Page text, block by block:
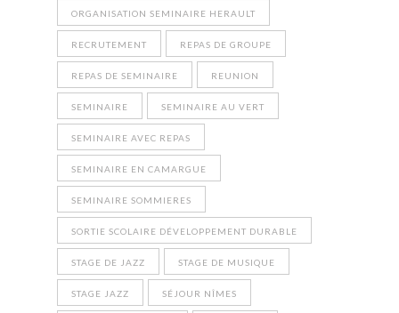
ORGANISATION SEMINAIRE HERAULT
RECRUTEMENT REPAS DE GROUPE
REPAS DE SEMINAIRE REUNION
SEMINAIRE SEMINAIRE AU VERT
SEMINAIRE AVEC REPAS
SEMINAIRE EN CAMARGUE
SEMINAIRE SOMMIERES
SORTIE SCOLAIRE DÉVELOPPEMENT DURABLE
STAGE DE JAZZ STAGE DE MUSIQUE
STAGE JAZZ SÉJOUR NÎMES